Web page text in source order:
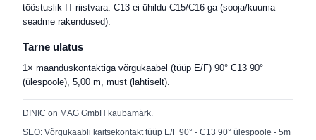
tööstuslik IT-riistvara. C13 ei ühildu C15/C16-ga (sooja/kuuma
seadme rakendused).
Tarne ulatus
1× maanduskontaktiga võrgukaabel (tüüp E/F) 90° C13 90°
(ülespoole), 5,00 m, must (lahtiselt).
DINIC on MAG GmbH kaubamärk.
SEO: Võrgukaabli kaitsekontakt tüüp E/F 90° - C13 90° ülespoole - 5m